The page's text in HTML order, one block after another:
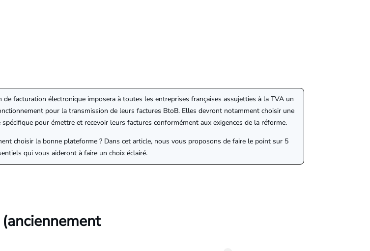
de facturation électronique imposera à toutes les entreprises françaises assujetties à la TVA un
pour la transmission de leurs factures BtoB. Elles devront notamment choisir une
pour émettre et recevoir leurs factures conformément aux exigences de la réforme.
choisir la bonne plateforme ? Dans cet article, nous vous proposons de faire le point sur 5
qui vous aideront à faire un choix éclairé.